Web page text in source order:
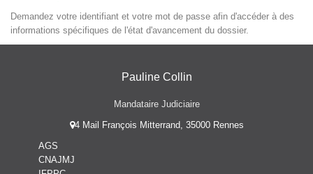
Demandez votre identifiant et votre mot de passe afin d'accéder à des
informations spécifiques de l'état d'avancement du dossier.
Pauline Collin
Mandataire Judiciaire
4 Mail François Mitterrand, 35000 Rennes
AGS
CNAJMJ